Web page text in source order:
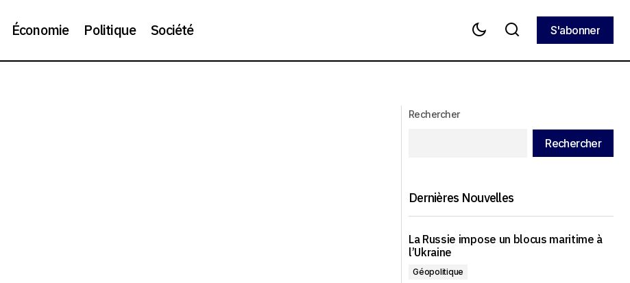
Économie Politique Société
S'abonner
Rechercher
Rechercher
Dernières Nouvelles
La Russie impose un blocus maritime à
l’Ukraine
Géopolitique